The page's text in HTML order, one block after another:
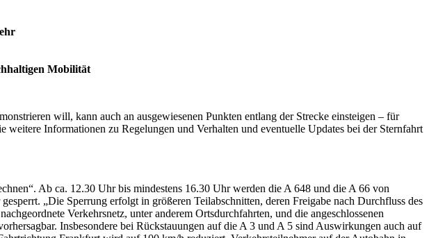
Mobilität
will, kann auch an ausgewiesenen Punkten entlang der Strecke einsteigen – für
Informationen zu Regelungen und Verhalten und eventuelle Updates bei der Sternfahrt
Ab ca. 12.30 Uhr bis mindestens 16.30 Uhr werden die A 648 und die A 66 von
„Die Sperrung erfolgt in größeren Teilabschnitten, deren Freigabe nach Durchfluss des
Verkehrsnetz, unter anderem Ortsdurchfahrten, und die angeschlossenen
Insbesondere bei Rückstauungen auf die A 3 und A 5 sind Auswirkungen auch auf